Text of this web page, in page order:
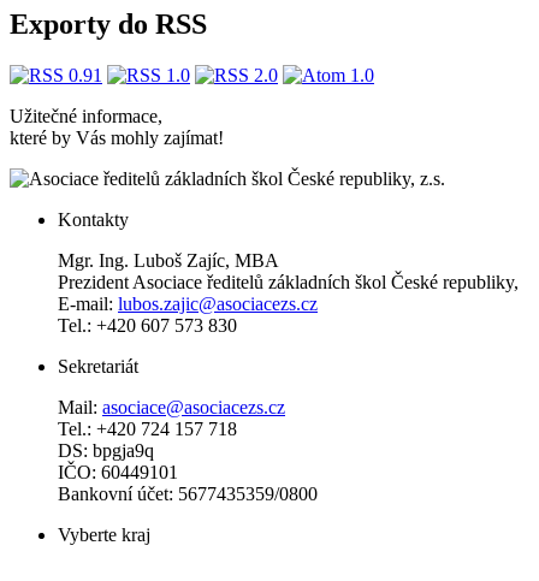
Exporty do RSS
Užitečné informace,
které by Vás mohly zajímat!
Kontakty
Mgr. Ing. Luboš Zajíc, MBA
Prezident Asociace ředitelů základních škol České republiky,
E-mail: lubos.zajic@asociacezs.cz
Tel.: +420 607 573 830
Sekretariát
Mail: asociace@asociacezs.cz
Tel.: +420 724 157 718
DS: bpgja9q
IČO: 60449101
Bankovní účet: 5677435359/0800
Vyberte kraj